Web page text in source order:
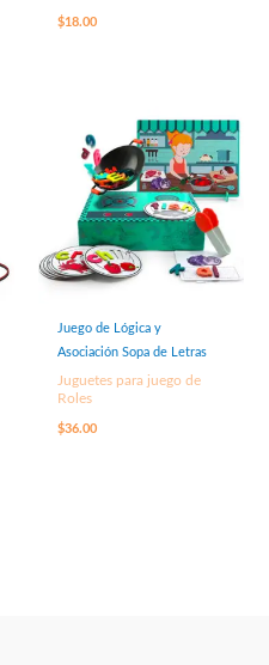
$18.00
Juego de Lógica y
Asociación Sopa de Letras
Juguetes para juego de
Roles
$36.00